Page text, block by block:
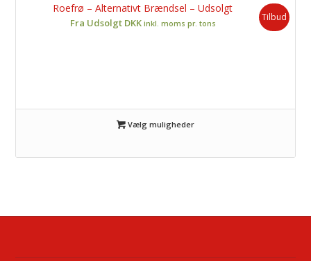
Roefrø – Alternativt Brændsel – Udsolgt
Fra Udsolgt DKK inkl. moms pr. tons
Tilbud
Vælg muligheder